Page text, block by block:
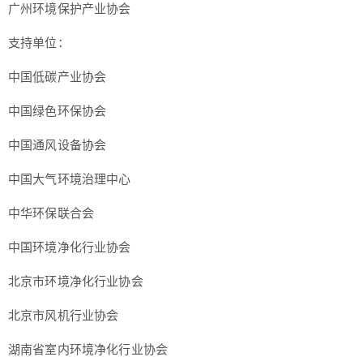
广州环境保护产业协会
支持单位：
中国低碳产业协会
中国绿色环保协会
中国通风设备协会
中国大气环境治理中心
中华环保联合会
中国环境净化行业协会
北京市环境净化行业协会
北京市风机行业协会
湖南省室内环境净化行业协会